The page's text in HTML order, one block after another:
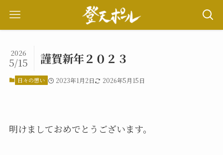
謹賀新年２０２３
2026
5/15
日々の想い 2023年1月2日 2026年5月15日
明けましておめでとうございます。